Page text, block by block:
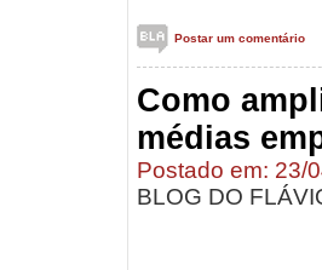
Postar um comentário
Como
médias
Postado em: 23/
BLOG DO